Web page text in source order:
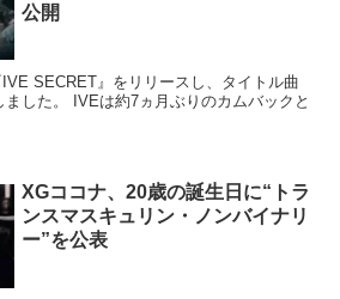
公開
SECRET』をリリースし、タイトル曲
ました。 IVEは約7ヵ月ぶりのカムバックと
XGココナ、20歳の誕生日に“トラ
ンスマスキュリン・ノンバイナリ
ー”を公表